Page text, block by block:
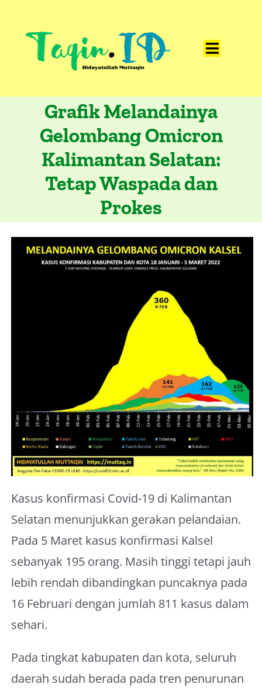
content
Toggle
Artikel
Visualisasi
Data
Media
About Me
Grafik Melandainya
Gelombang Omicron
Kalimantan Selatan:
Tetap Waspada dan
Prokes
Kasus konfirmasi Covid-19 di Kalimantan
Selatan menunjukkan gerakan pelandaian.
Pada 5 Maret kasus konfirmasi Kalsel
sebanyak 195 orang. Masih tinggi tetapi jauh
lebih rendah dibandingkan puncaknya pada
16 Februari dengan jumlah 811 kasus dalam
sehari.
Pada tingkat kabupaten dan kota, seluruh
daerah sudah berada pada tren penurunan